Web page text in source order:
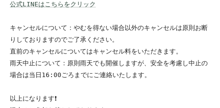
公式LINEはこちらをクリック
キャンセルについて：やむを得ない場合以外のキャンセルは原則お断
りしておりますのでご了承ください。
直前のキャンセルについてはキャンセル料をいただきます。
雨天中止について：原則雨天でも開催しますが、安全を考慮し中止の
場合は当日16:00ごろまでにご連絡いたします。
以上になります❗️